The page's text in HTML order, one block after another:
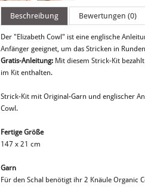
Beschreibung Bewertungen (0)
Der "Elizabeth Cowl" ist eine englische
Anfänger geeignet, um das Stricken in
Gratis-Anleitung: Mit diesem Strick-Kit
im Kit enthalten.
Strick-Kit mit Original-Garn und englischer
Cowl.
Fertige Größe
147 x 21 cm
Garn
Für den Schal benötigt ihr 2 Knäule Organic